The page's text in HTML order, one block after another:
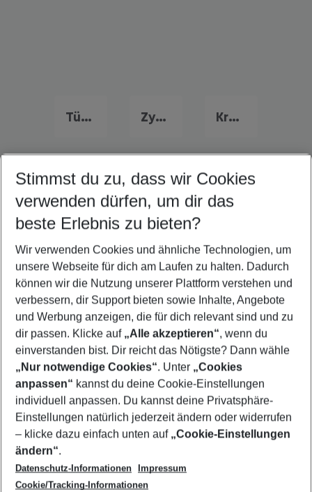
Türkei Frühbucher Angebote Zypern Flug & Hotel Kroatien Flug & Hotel
Quicklinks
Pauschalreisen Afytos
Flug & Hotel Afytos
Urlaub Afytos
Familienurlaub Afytos
Last Minute Afytos
Footer
Footer navigation
Über uns
AGB
Bestpreisgarantie
Cookie-Einstellungen ändern
Agenturbetreuung
Barrierefreies Reisen
Folge uns
Stimmst du zu, dass wir Cookies
verwenden dürfen, um dir das
beste Erlebnis zu bieten?
Wir verwenden Cookies und ähnliche Technologien, um
unsere Webseite für dich am Laufen zu halten. Dadurch
können wir die Nutzung unserer Plattform verstehen und
verbessern, dir Support bieten sowie Inhalte, Angebote
und Werbung anzeigen, die für dich relevant sind und zu
dir passen. Klicke auf „Alle akzeptieren“, wenn du
einverstanden bist. Dir reicht das Nötigste? Dann wähle
„Nur notwendige Cookies“. Unter „Cookies
anpassen“ kannst du deine Cookie-Einstellungen
individuell anpassen. Du kannst deine Privatsphäre-
Einstellungen natürlich jederzeit ändern oder widerrufen
– klicke dazu einfach unten auf „Cookie-Einstellungen
ändern“.
Datenschutz-Informationen
Impressum
Cookie/Tracking-Informationen